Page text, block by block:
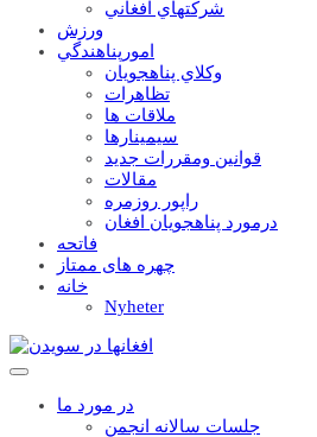
شرکتهاي افغاني
ورزش
امورپناهندگي
وکلاي پناهجويان
تظاهرات
ملاقات ها
سيمينارها
قوانين ومقررات جديد
مقالات
راپور روزمره
درمورد پناهجويان افغان
فاتحه
چهره های ممتاز
خانه
Nyheter
در مورد ما
جلسات سالانه انجمن